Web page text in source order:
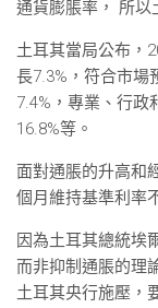
通貨膨脹率， 所以
土耳其當局公布，
長7.3%，符合市場
7.4%，專業、行政
16.8%等。
面對通脹的升高和
個月維持基準利率
因為土耳其總統埃
而非抑制通脹的理
土耳其央行施壓，